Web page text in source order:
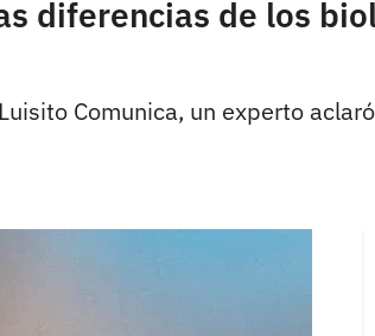
diferencias de los
Comunica, un experto